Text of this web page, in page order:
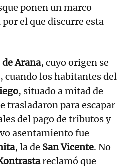
ponen un marco
el que discurre esta
de Arana, cuyo origen se
los habitantes del
, situado a mitad de
trasladaron para escapar
del pago de tributos y
asentamiento fue
, la de San Vicente. No
reclamó que